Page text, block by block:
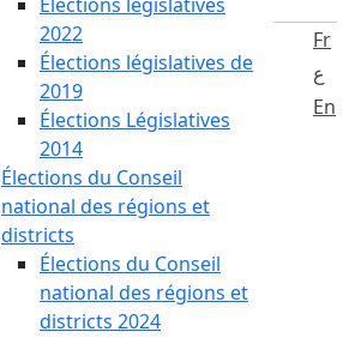
2022
Élections législatives de
2019
Élections Législatives
2014
Élections du Conseil
national des régions et
districts
Élections du Conseil
national des régions et
districts 2024
Fr
ع
En